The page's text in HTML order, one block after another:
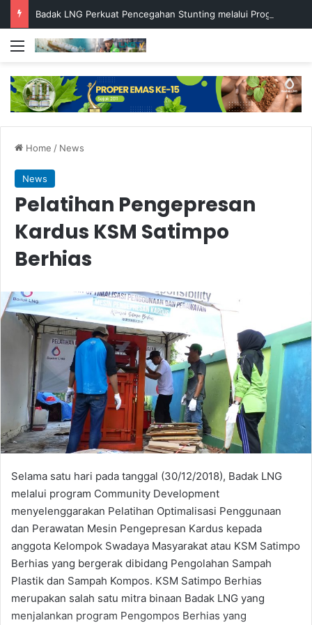
Menu
Home / News
News
Pelatihan Pengepresan
Kardus KSM Satimpo
Berhias
Selama satu hari pada tanggal (30/12/2018), Badak LNG
melalui program Community Development
menyelenggarakan Pelatihan Optimalisasi Penggunaan
dan Perawatan Mesin Pengepresan Kardus kepada
anggota Kelompok Swadaya Masyarakat atau KSM Satimpo
Berhias yang bergerak dibidang Pengolahan Sampah
Plastik dan Sampah Kompos. KSM Satimpo Berhias
merupakan salah satu mitra binaan Badak LNG yang
menjalankan program Pengompos Berhias yang